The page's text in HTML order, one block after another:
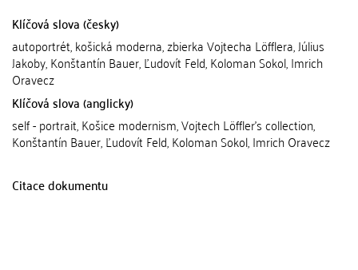
Klíčová slova (česky)
autoportrét, košická moderna, zbierka Vojtecha Löfflera, Július
Jakoby, Konštantín Bauer, Ľudovít Feld, Koloman Sokol, Imrich
Oravecz
Klíčová slova (anglicky)
self - portrait, Košice modernism, Vojtech Löffler's collection,
Konštantín Bauer, Ľudovít Feld, Koloman Sokol, Imrich Oravecz
Citace dokumentu